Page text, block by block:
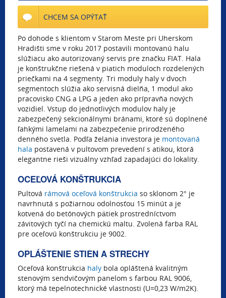
CHCEM SA OPÝTAŤ
Po dohode s klientom v Starom Meste pri Uherskom
Hradišti sme v roku 2017 postavili montovanú halu
slúžiacu ako autorizovaný servis pre značku FIAT. Hala
je konštrukčne riešená v piatich moduloch rozdelených
priečkami na 4 segmenty. Tri moduly haly v dvoch
segmentoch slúžia ako servisná dielňa, 1 modul ako
pracovisko CNG a LPG a jeden ako prípravňa nových
vozidiel. Vstup do jednotlivých modulov haly je
zabezpečený sekcionálnymi bránami, ktoré sú doplnené
ľahkými lamelami na zabezpečenie prirodzeného
denného svetla. Podľa želania investora je montovaná
hala postavená v pultovom prevedení s atikou, ktorá
elegantne rieši vizuálny vzhľad zapadajúci do lokality.
OCEĽOVÁ KONŠTRUKCIA
Pultová rámová oceľová konštrukcia so sklonom 2° je
navrhnutá s požiarnou odolnosťou 15 minút a je
kotvená do betónových pätiek prostredníctvom
závitových tyčí na chemickú maltu. Zvolená farba RAL
pre oceľovú konštrukciu je 9002.
OPLÁŠTENIE STIEN A STRECHY
Oceľová konštrukcia haly bola opláštená kvalitným
stenovým sendvičovým panelom s farbou RAL 9006,
ktorý má tepelnotechnické vlastnosti (U=0,23 W/m2K).